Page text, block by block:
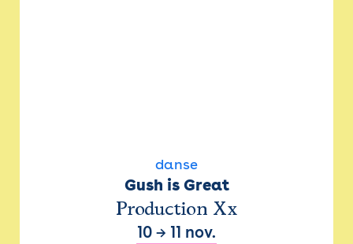
danse
Gush is Great
Production Xx
10 → 11 nov.